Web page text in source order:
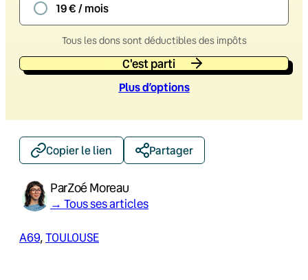
19 € / mois
Tous les dons sont déductibles des impôts
C'est parti
Plus d’options
Copier le lien Partager
ParZoé Moreau
→ Tous ses articles
A69, TOULOUSE